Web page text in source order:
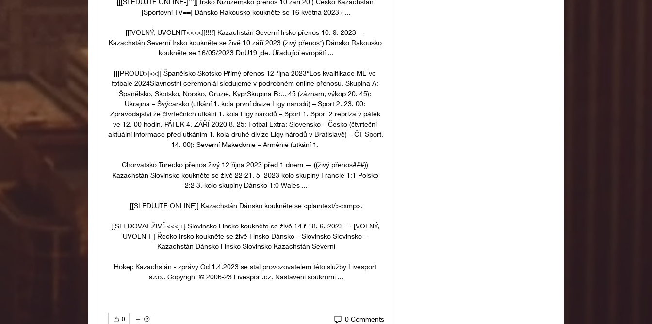
[Sportovní TV==] Dánsko Rakousko koukněte se 16 května 2023 ( ...
[[[VOLNÝ, UVOLNIT<<<<]]!!!!] Kazachstán Severní Irsko přenos 10. 9. 2023 —
Kazachstán Severní Irsko koukněte se živě 10 září 2023 (živý přenos*) Dánsko Rakousko
koukněte se 16/05/2023 DnU19 jde. Úřadující evropští ...
[[[PROUD>]<<]] Španělsko Skotsko Přímý přenos 12 října 2023“Los kvalifikace ME ve
fotbale 2024Slavnostní ceremoniál sledujeme v podrobném online přenosu. Skupina A:
Španělsko, Skotsko, Norsko, Gruzie, KyprSkupina B:... 45 (záznam, výkop 20. 45):
Ukrajina – Švýcarsko (utkání 1. kola první divize Ligy národů) – Sport 2. 23. 00:
Zpravodajství ze čtvrtečních utkání 1. kola Ligy národů – Sport 1. Sport 2 repríza v pátek
ve 12. 00 hodin. PÁTEK 4. ZÁŘÍ 2020 8. 25: Fotbal Extra: Slovensko – Česko (čtvrteční
aktuální informace před utkáním 1. kola druhé divize Ligy národů v Bratislavě) – ČT Sport.
14. 00): Severní Makedonie – Arménie (utkání 1.
Chorvatsko Turecko přenos živý 12 října 2023 před 1 dnem — ((živý přenos###))
Kazachstán Slovinsko koukněte se živě 22 21. 5. 2023 kolo skupiny Francie 1:1 Polsko
2:2 3. kolo skupiny Dánsko 1:0 Wales ...
[[SLEDUJTE ONLINE]] Kazachstán Dánsko koukněte se <plaintext/><xmp>.
[[SLEDOVAT ŽIVĚ<<<]+] Slovinsko Finsko koukněte se živě 14 ř 18. 6. 2023 — [VOLNÝ,
UVOLNIT-] Řecko Irsko koukněte se živě Finsko Dánsko – Slovinsko Slovinsko –
Kazachstán Dánsko Finsko Slovinsko Kazachstán Severní
Hokej: Kazachstán - zprávy Od 1.4.2023 se stal provozovatelem této služby Livesport
s.r.o.. Copyright © 2006-23 Livesport.cz. Nastavení soukromí ...
0 0 Comments